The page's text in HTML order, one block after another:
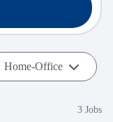
Home-Office
3 Jobs